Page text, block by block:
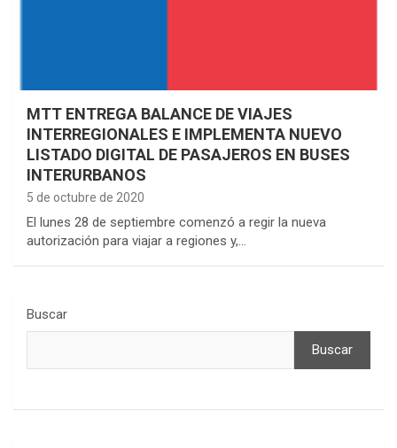
MTT ENTREGA BALANCE DE VIAJES
INTERREGIONALES E IMPLEMENTA NUEVO
LISTADO DIGITAL DE PASAJEROS EN BUSES
INTERURBANOS
5 de octubre de 2020
El lunes 28 de septiembre comenzó a regir la nueva
autorización para viajar a regiones y,…
Buscar
Buscar